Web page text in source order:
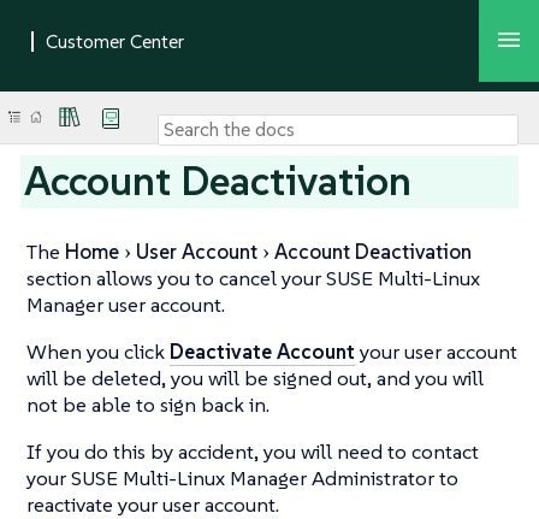
Account Deactivation
The Home User Account
Account Deactivation
section allows you to cancel your SUSE Multi-Linux
Manager user account.
When you click Deactivate Account your user account
will be deleted, you will be signed out, and you will
not be able to sign back in.
If you do this by accident, you will need to contact
your SUSE Multi-Linux Manager Administrator to
reactivate your user account.